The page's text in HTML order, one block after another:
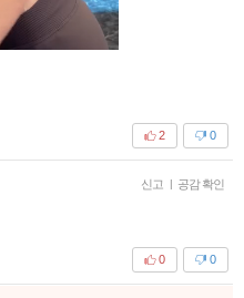
0
2
신고 | 공감 확인
0
0